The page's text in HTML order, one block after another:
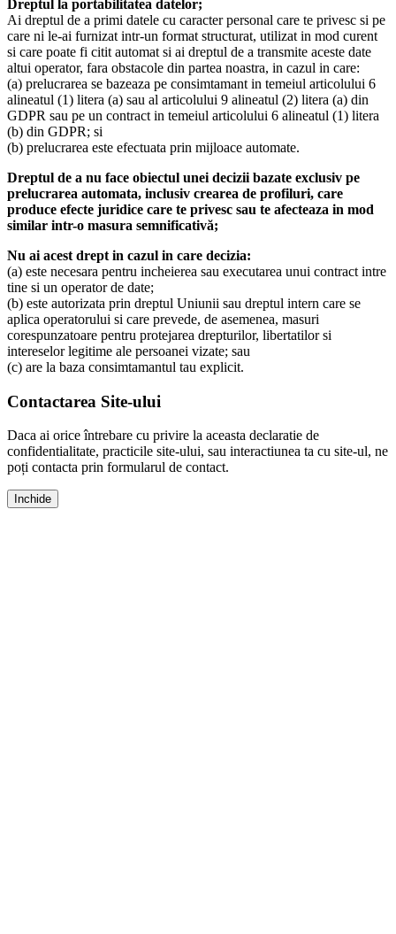
Dreptul la portabilitatea datelor;
Ai dreptul de a primi datele cu caracter personal care te privesc si pe
care ni le-ai furnizat intr-un format structurat, utilizat in mod curent
si care poate fi citit automat si ai dreptul de a transmite aceste date
altui operator, fara obstacole din partea noastra, in cazul in care:
(a) prelucrarea se bazeaza pe consimtamant in temeiul articolului 6
alineatul (1) litera (a) sau al articolului 9 alineatul (2) litera (a) din
GDPR sau pe un contract in temeiul articolului 6 alineatul (1) litera
(b) din GDPR; si
(b) prelucrarea este efectuata prin mijloace automate.
Dreptul de a nu face obiectul unei decizii bazate exclusiv pe
prelucrarea automata, inclusiv crearea de profiluri, care
produce efecte juridice care te privesc sau te afecteaza in mod
similar intr-o masura semnificativă;
Nu ai acest drept in cazul in care decizia:
(a) este necesara pentru incheierea sau executarea unui contract intre
tine si un operator de date;
(b) este autorizata prin dreptul Uniunii sau dreptul intern care se
aplica operatorului si care prevede, de asemenea, masuri
corespunzatoare pentru protejarea drepturilor, libertatilor si
intereselor legitime ale persoanei vizate; sau
(c) are la baza consimtamantul tau explicit.
Contactarea Site-ului
Daca ai orice întrebare cu privire la aceasta declaratie de
confidentialitate, practicile site-ului, sau interactiunea ta cu site-ul, ne
poți contacta prin formularul de contact.
Inchide